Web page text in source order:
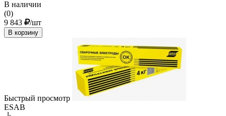
В наличии
(0)
9 843
/шт
В корзину
Быстрый просмотр
ESAB